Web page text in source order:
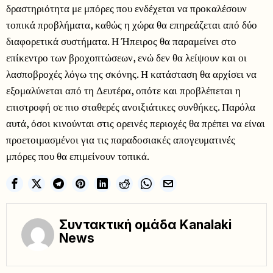
δραστηριότητα με μπόρες που ενδέχεται να προκαλέσουν
τοπικά προβλήματα, καθώς η χώρα θα επηρεάζεται από δύο
διαφορετικά συστήματα. Η Ήπειρος θα παραμείνει στο
επίκεντρο των βροχοπτώσεων, ενώ δεν θα λείψουν και οι
λασποβροχές λόγω της σκόνης. Η κατάσταση θα αρχίσει να
εξομαλύνεται από τη Δευτέρα, οπότε και προβλέπεται η
επιστροφή σε πιο σταθερές ανοιξιάτικες συνθήκες. Παρόλα
αυτά, όσοι κινούνται στις ορεινές περιοχές θα πρέπει να είναι
προετοιμασμένοι για τις παραδοσιακές απογευματινές
μπόρες που θα επιμείνουν τοπικά.
Συντακτική ομάδα Kanalaki
News